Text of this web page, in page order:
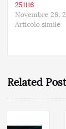
251116
Novembre 26,
Articolo simile
Related